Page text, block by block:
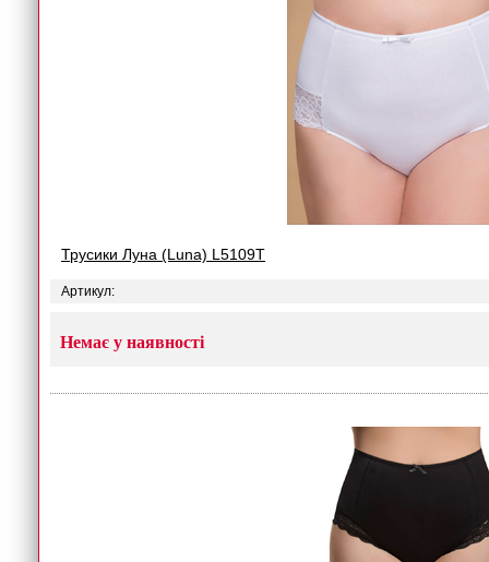
Трусики Луна (Luna) L5109T
Артикул:
Немає у наявності